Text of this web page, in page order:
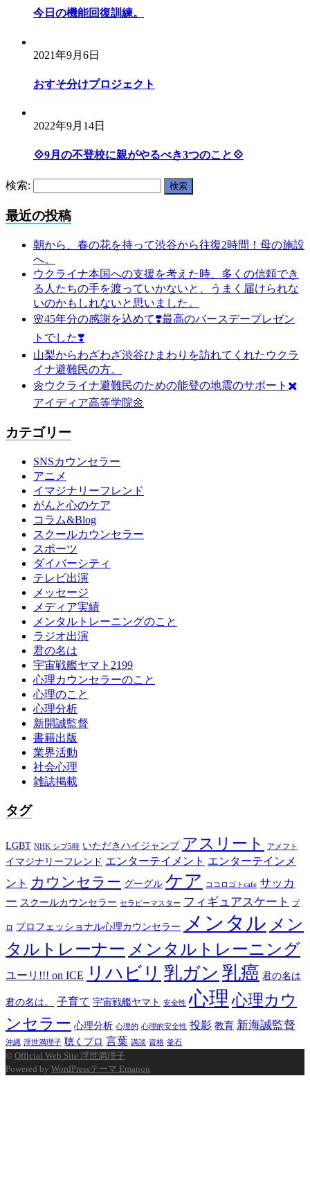
今日の機能回復訓練。
2021年9月6日
おすそ分けプロジェクト
2022年9月14日
💠9月の不登校に親がやるべき3つのこと💠
検索:
最近の投稿
朝から、春の花を持って渋谷から往復2時間！母の施設
へ。
ウクライナ本国への支援を考えた時、多くの信頼でき
る人たちの手を渡っていかないと、うまく届けられな
いのかもしれないと思いました。
🌸45年分の感謝を込めて❣️最高のバースデープレゼン
トでした❣️
山梨からわざわざ渋谷ひまわりを訪れてくれたウクラ
イナ避難民の方。
🌼ウクライナ避難民のための能登の地震のサポート✖️
アイディア高等学院🌼
カテゴリー
SNSカウンセラー
アニメ
イマジナリーフレンド
がんと心のケア
コラム&Blog
スクールカウンセラー
スポーツ
ダイバーシティ
テレビ出演
メッセージ
メディア実績
メンタルトレーニングのこと
ラジオ出演
君の名は
宇宙戦艦ヤマト2199
心理カウンセラーのこと
心理のこと
心理分析
新開誠監督
書籍出版
業界活動
社会心理
雑誌掲載
タグ
LGBT NHK シブ5時 いただきハイジャンプ アスリート アメフト
イマジナリーフレンド エンターテイメント エンターテインメ
ント カウンセラー グーグル ケア ココロゴトcafe サッカ
ー スクールカウンセラー セラピーマスター フィギュアスケート プ
ロ プロフェッショナル心理カウンセラー メンタル メン
タルトレーナー メンタルトレーニング
ユーリ!!! on ICE リハビリ 乳ガン 乳癌 君の名は
君の名は。 子育て 宇宙戦艦ヤマト 安全性 心理 心理カウ
ンセラー 心理分析 心理的 心理的安全性 投影 教育 新海誠監督
沖縄 浮世満理子 聴くプロ 言葉 講談 資格 釜石
© Official Web Site 浮世満理子
Powered by WordPressテーマ Emanon